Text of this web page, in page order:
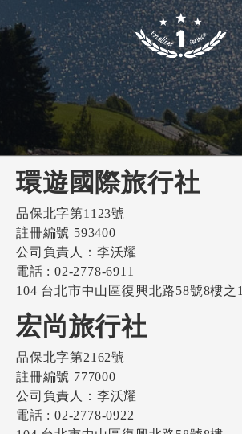
環遊國際旅行社
品保北字第1123號
註冊編號 593400
公司負責人：李沃耀
電話 : 02-2778-6911
104 台北市中山區復興北路58號8樓之1
宏尚旅行社
品保北字第2162號
註冊編號 777000
公司負責人：李沃耀
電話 : 02-2778-0922